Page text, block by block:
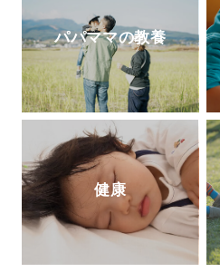
パパママの教養
健康